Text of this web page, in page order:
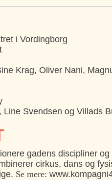
i Vordingborg
Krag, Oliver Nani,
Line Svendsen og Villads
gadens discipliner
cirkus, dans og
Se mere: